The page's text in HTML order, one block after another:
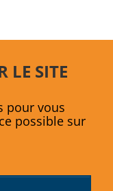
LE SITE
pour vous
possible sur